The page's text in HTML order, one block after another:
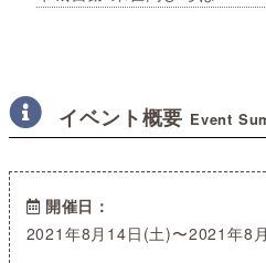
イベント概要 Event
開催日
2021年8月14日(土)〜2021年8